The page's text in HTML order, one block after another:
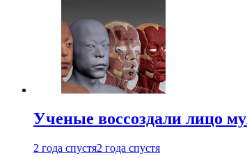
Ученые воссоздали лицо
2 года спустя2 года спустя